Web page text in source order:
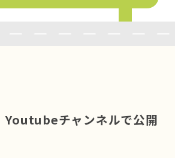
チャンネルで公開